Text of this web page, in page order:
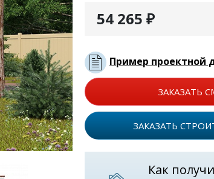
54 265 ₽
Пример проектной
ЗАКАЗАТЬ
ЗАКАЗАТЬ
Как